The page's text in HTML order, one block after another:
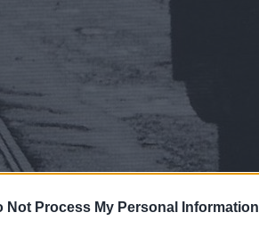
Not Process My Personal Information